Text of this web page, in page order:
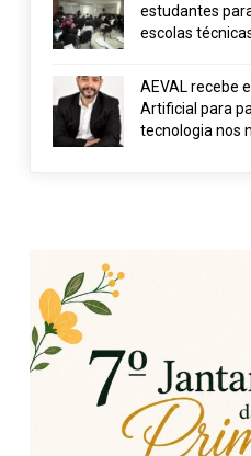
estudantes
escolas
AEVAL recebe
Artificial para
tecnologia nos